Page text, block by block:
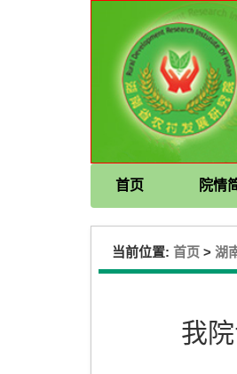
首页 院情
当前位置: 首页 > 湖
我